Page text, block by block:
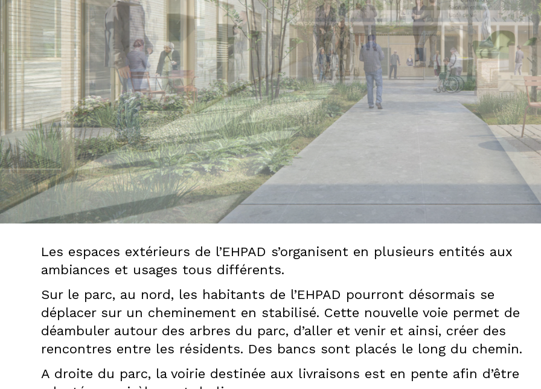
HERVÉ
GASTEL,
PAYSAGISTE
DPLG
Les espaces extérieurs de l’EHPAD s’organisent en plusieurs entités aux
ambiances et usages tous différents.
Sur le parc, au nord, les habitants de l’EHPAD pourront désormais se
déplacer sur un cheminement en stabilisé. Cette nouvelle voie permet de
déambuler autour des arbres du parc, d’aller et venir et ainsi, créer des
rencontres entre les résidents. Des bancs sont placés le long du chemin.
A droite du parc, la voirie destinée aux livraisons est en pente afin d’être